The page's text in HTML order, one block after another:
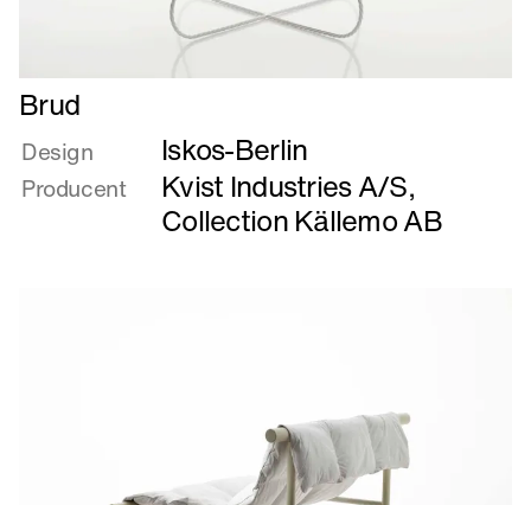
Læs
mere
om
Brud
Brud
Design Iskos-Berlin
Producent Kvist Industries A/S,
Collection Källemo AB